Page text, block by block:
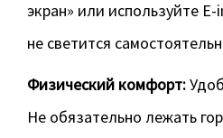
экран» или используйте
не светится
Физический комфорт:
Не обязательно лежать